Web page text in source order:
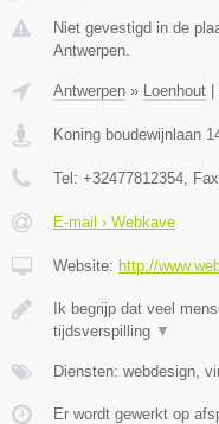
Niet gevestigd in de
Antwerpen.
Antwerpen » Loenhout
Koning boudewijnlaan
Tel: +32477812354 ,
E-mail › Webkave
Website: http://
Ik begrijp dat veel
tijdsverspilling ▼
Diensten: webdesign,
Er wordt gewerkt op